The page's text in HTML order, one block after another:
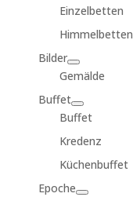
Einzelbetten
Himmelbetten
Bilder
Gemälde
Buffet
Buffet
Kredenz
Küchenbuffet
Epoche